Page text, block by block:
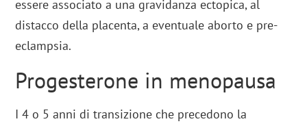
essere associato a una gravidanza ectopica, al
distacco della placenta, a eventuale aborto e pre-
eclampsia.
Progesterone in menopausa
I 4 o 5 anni di transizione che precedono la